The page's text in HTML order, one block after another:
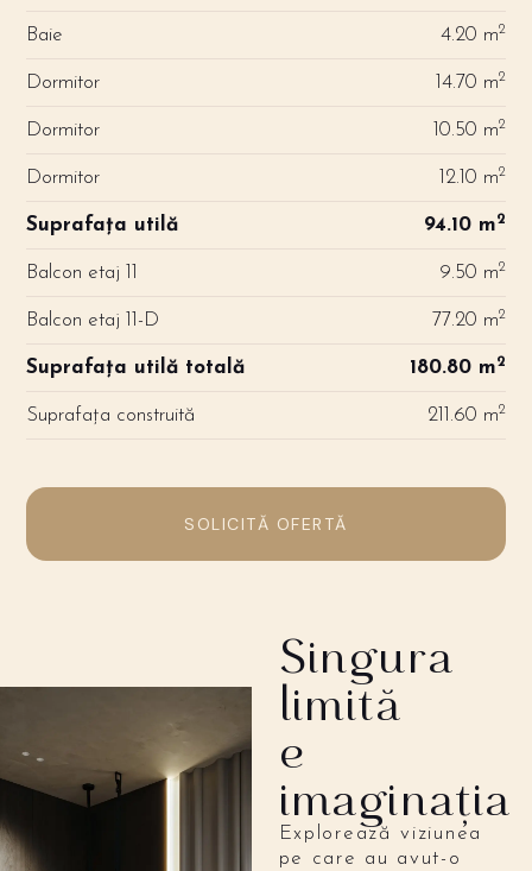
Baie 4.20 m2
Dormitor 14.70 m2
Dormitor 10.50 m2
Dormitor 12.10 m2
Suprafața utilă 94.10 m2
Balcon etaj 11 9.50 m2
Balcon etaj 11-D 77.20 m2
Suprafața utilă totală 180.80 m2
Suprafața construită 211.60 m2
SOLICITĂ OFERTĂ
Singura
limită
e
imaginația
Explorează viziunea
pe care au avut-o